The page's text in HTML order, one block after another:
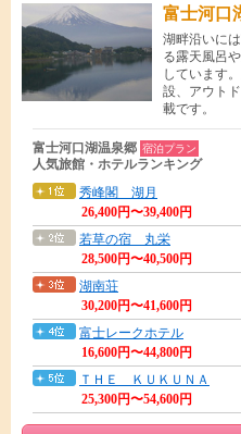
富士河口
湖畔沿いに
る露天風呂
しています
設、アウト
載です。
富士河口湖温泉郷 宿泊プラン
人気旅館・ホテルランキング
秀峰閣 湖月
26,400円〜39,400円
若草の宿 丸栄
28,500円〜40,500円
湖南荘
30,200円〜41,600円
富士レークホテル
16,600円〜44,800円
ＴＨＥ ＫＵＫＵＮＡ
25,300円〜54,600円